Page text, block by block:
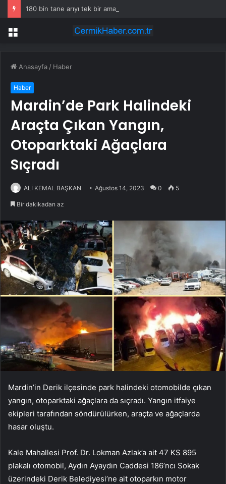
180 bin tane arıyı tek bir amaç doğaya saldılar
Menü
Anasayfa / Haber
Haber
Mardin’de Park Halindeki
Araçta Çıkan Yangın,
Otoparktaki Ağaçlara
Sıçradı
ALİ KEMAL BAŞKAN Ağustos 14, 2023 0 5
Bir dakikadan az
Mardin’in Derik ilçesinde park halindeki otomobilde çıkan
yangın, otoparktaki ağaçlara da sıçradı. Yangın itfaiye
ekipleri tarafından söndürülürken, araçta ve ağaçlarda
hasar oluştu.
Kale Mahallesi Prof. Dr. Lokman Azlak’a ait 47 KS 895
plakalı otomobil, Aydın Ayaydın Caddesi 186’ncı Sokak
üzerindeki Derik Belediyesi’ne ait otoparkın motor